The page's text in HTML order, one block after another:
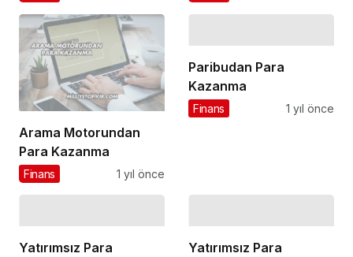
Arama Motorundan
Para Kazanma
Finans 1 yıl önce
Paribudan Para
Kazanma
Finans 1 yıl önce
Yatırımsız Para
Yatırımsız Para